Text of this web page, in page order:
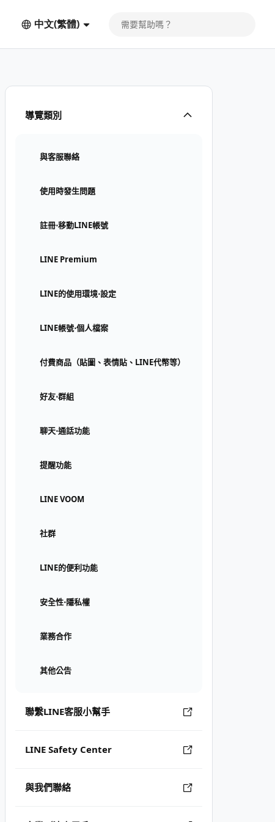
中文(繁體)
導覽類別
與客服聯絡
使用時發生問題
註冊⋅移動LINE帳號
LINE Premium
LINE的使用環境⋅設定
LINE帳號⋅個人檔案
付費商品（貼圖、表情貼、LINE代幣等）
好友⋅群組
聊天⋅通話功能
提醒功能
LINE VOOM
社群
LINE的便利功能
安全性⋅隱私權
業務合作
其他公告
聯繫LINE客服小幫手
LINE Safety Center
與我們聯絡